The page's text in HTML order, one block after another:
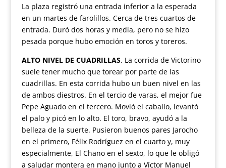
La plaza registró una entrada inferior a la esperada
en un martes de farolillos. Cerca de tres cuartos de
entrada. Duró dos horas y media, pero no se hizo
pesada porque hubo emoción en toros y toreros.
ALTO NIVEL DE CUADRILLAS. La corrida de Victorino
suele tener mucho que torear por parte de las
cuadrillas. En esta corrida hubo un buen nivel en las
de ambos diestros. En el tercio de varas, el mejor fue
Pepe Aguado en el tercero. Movió el caballo, levantó
el palo y picó en lo alto. El toro, bravo, ayudó a la
belleza de la suerte. Pusieron buenos pares Jarocho
en el primero, Félix Rodríguez en el cuarto y, muy
especialmente, El Chano en el sexto, lo que le obligó
a saludar montera en mano junto a Víctor Manuel